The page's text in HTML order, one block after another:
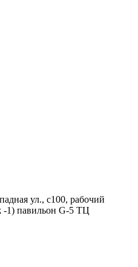
ул., с100, рабочий
-1) павильон G-5 ТЦ